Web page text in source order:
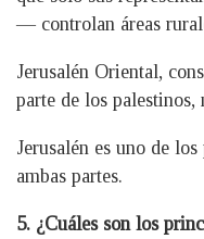
— controlan áreas
Jerusalén Oriental,
parte de los palestinos,
Jerusalén es uno de
ambas partes.
5. ¿Cuáles son los